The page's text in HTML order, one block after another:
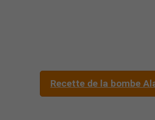
Recette de la bombe